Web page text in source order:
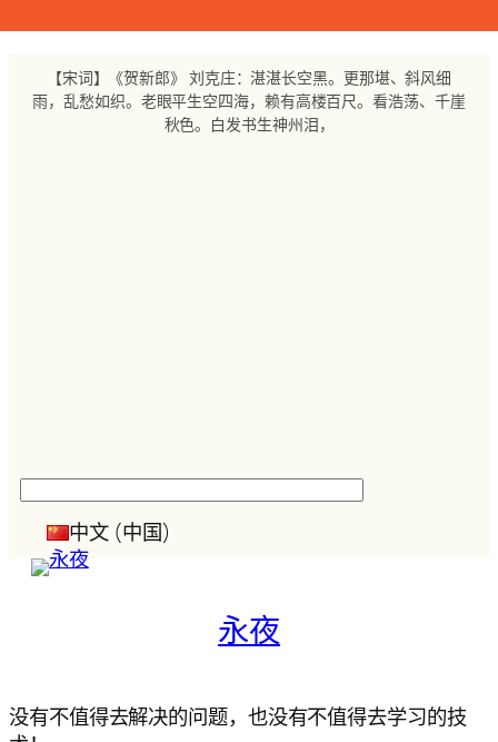
【宋词】《贺新郎》 刘克庄：湛湛长空黑。更那堪、斜风细
雨，乱愁如织。老眼平生空四海，赖有高楼百尺。看浩荡、千崖
秋色。白发书生神州泪，
中文 (中国)
永夜
没有不值得去解决的问题，也没有不值得去学习的技